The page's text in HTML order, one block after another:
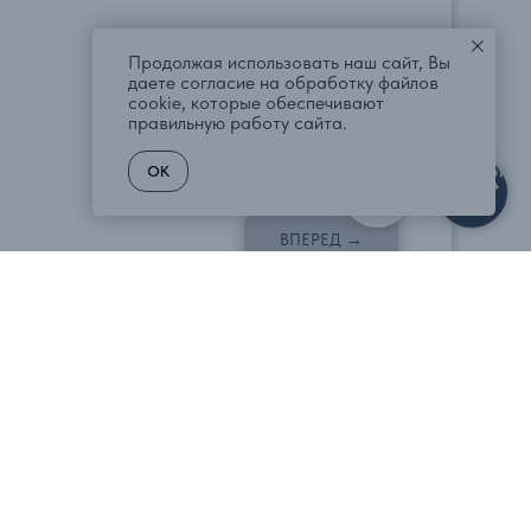
Продолжая использовать наш сайт, Вы
даете согласие на обработку файлов
cookie, которые обеспечивают
правильную работу сайта.
OK
ВПЕРЕД →